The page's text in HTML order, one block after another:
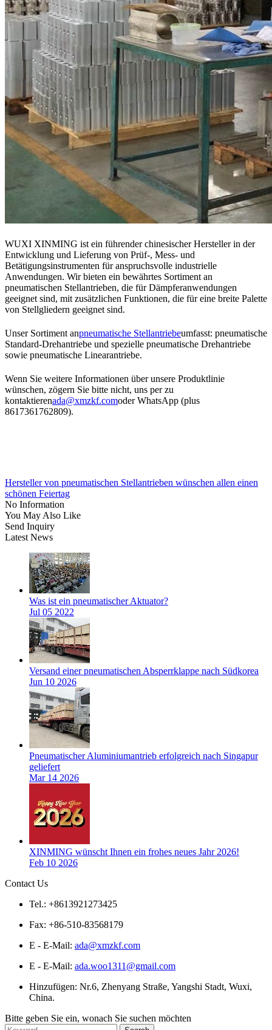
WUXI XINMING ist ein führender chinesischer Hersteller in der
Entwicklung und Lieferung von Prüf-, Mess- und
Betätigungsinstrumenten für anspruchsvolle industrielle
Anwendungen. Wir bieten ein bewährtes Sortiment an
pneumatischen Stellantrieben, die für Dämpferanwendungen
geeignet sind, mit zusätzlichen Funktionen, die für eine breite Palette
von Stellgliedern geeignet sind.
Unser Sortiment anpneumatische Stellantriebeumfasst: pneumatische
Standard-Drehantriebe und spezielle pneumatische Drehantriebe
sowie pneumatische Linearantriebe.
Wenn Sie weitere Informationen über unsere Produktlinie
wünschen, zögern Sie bitte nicht, uns per zu
kontaktierenada@xmzkf.comoder WhatsApp (plus
8617361762809).
Hersteller von pneumatischen Stellantrieben wünschen allen einen
schönen Feiertag
No Information
You May Also Like
Send Inquiry
Latest News
Was ist ein pneumatischer Aktuator?
Jul 05 2022
Versand einer pneumatischen Absperrklappe nach Südkorea
Jun 10 2026
Pneumatischer Aluminiumantrieb erfolgreich nach Singapur
geliefert
Mar 14 2026
XINMING wünscht Ihnen ein frohes neues Jahr 2026!
Feb 10 2026
Contact Us
Tel.: +8613921273425
Fax: +86-510-83568179
E - E-Mail: ada@xmzkf.com
E - E-Mail: ada.woo1311@gmail.com
Hinzufügen: Nr.6, Zhenyang Straße, Yangshi Stadt, Wuxi,
China.
Bitte geben Sie ein, wonach Sie suchen möchten